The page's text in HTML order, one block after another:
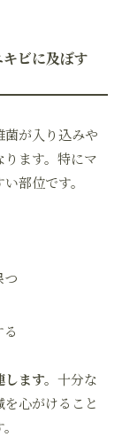
ビに及ぼす
が入り込みや
ます。特にマ
部位です。
つ
ます。 十分な
心がけること